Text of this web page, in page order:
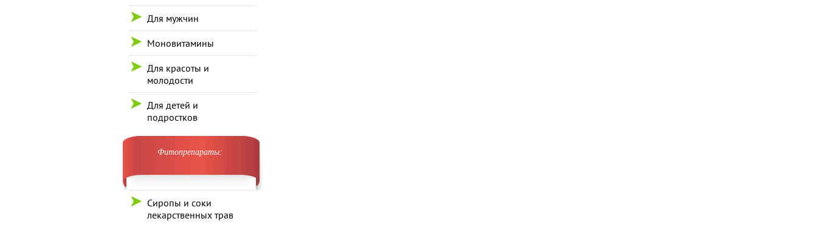
Для мужчин
Моновитамины
Для красоты и
молодости
Для детей и
подростков
Фитопрепараты:
Сиропы и соки
лекарственных трав